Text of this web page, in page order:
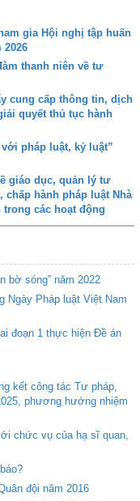
gia Hội nghị tập huấn
2026
thanh niên về tư
cung cấp thông tin, dịch
quyết thủ tục hành
pháp luật, kỷ luật”
giáo dục, quản lý tư
hành pháp luật Nhà
các hoạt động
bờ sóng” năm 2022
Ngày Pháp luật Việt Nam
đoạn 1 thực hiện Đề án
kết công tác Tư pháp,
phương hướng nhiệm
chức vụ của hạ sĩ quan,
đội năm 2016